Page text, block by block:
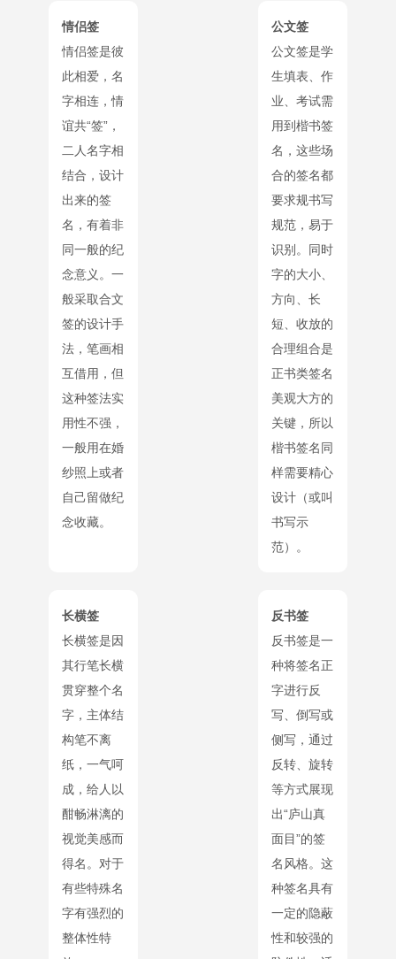
情侣签
情侣签是彼
此相爱，名
字相连，情
谊共“签”，
二人名字相
结合，设计
出来的签
名，有着非
同一般的纪
念意义。一
般采取合文
签的设计手
法，笔画相
互借用，但
这种签法实
用性不强，
一般用在婚
纱照上或者
自己留做纪
念收藏。
公文签
公文签是学
生填表、作
业、考试需
用到楷书签
名，这些场
合的签名都
要求规书写
规范，易于
识别。同时
字的大小、
方向、长
短、收放的
合理组合是
正书类签名
美观大方的
关键，所以
楷书签名同
样需要精心
设计（或叫
书写示
范）。
长横签
长横签是因
其行笔长横
贯穿整个名
字，主体结
构笔不离
纸，一气呵
成，给人以
酣畅淋漓的
视觉美感而
得名。对于
有些特殊名
字有强烈的
整体性特
反书签
反书签是一
种将签名正
字进行反
写、倒写或
侧写，通过
反转、旋转
等方式展现
出“庐山真
面目”的签
名风格。这
种签名具有
一定的隐蔽
性和较强的